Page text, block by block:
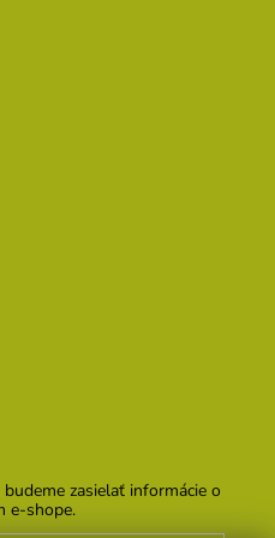
zasielať informácie o
e-shope.